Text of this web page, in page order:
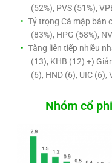
(52%), PVS (51%),
Tỷ trọng Cá mập bán
(83%), HPG (58%),
Tăng liên tiếp nhiều
(13), KHB (12) +)
(6), HND (6), UIC (6),
Nhóm cổ